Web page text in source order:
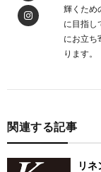
輝くため
に目指し
にお立ち
ります。
関連する記事
リ